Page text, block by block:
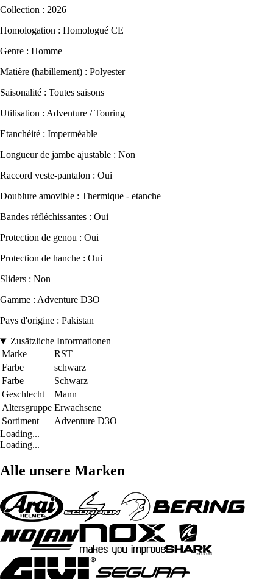
Collection : 2026
Homologation : Homologué CE
Genre : Homme
Matière (habillement) : Polyester
Saisonalité : Toutes saisons
Utilisation : Adventure / Touring
Etanchéité : Imperméable
Longueur de jambe ajustable : Non
Raccord veste-pantalon : Oui
Doublure amovible : Thermique - etanche
Bandes réfléchissantes : Oui
Protection de genou : Oui
Protection de hanche : Oui
Sliders : Non
Gamme : Adventure D3O
Pays d'origine : Pakistan
Zusätzliche Informationen
Marke
RST
Farbe
schwarz
Farbe
Schwarz
Geschlecht
Mann
Altersgruppe Erwachsene
Sortiment
Adventure D3O
Loading...
Loading...
Alle unsere Marken